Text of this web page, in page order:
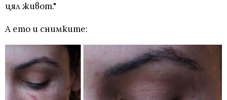
цял живот."
А ето и снимките: